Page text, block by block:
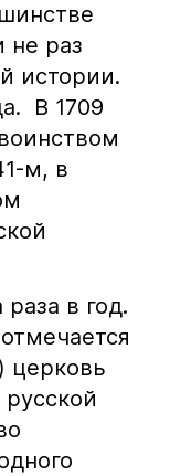
не раз
истории.
В 1709
м, в
в год.
церковь